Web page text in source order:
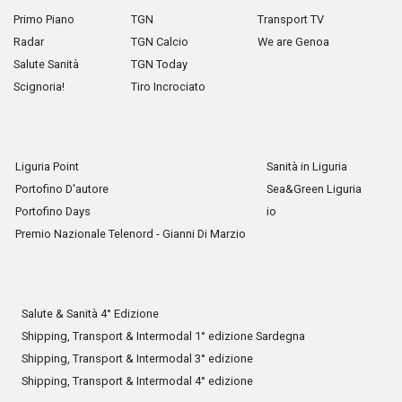
Primo Piano
Radar
Salute Sanità
Scignoria!
TGN
TGN Calcio
TGN Today
Tiro Incrociato
Transport TV
We are Genoa
Liguria Point
Portofino D'autore
Portofino Days
Premio Nazionale Telenord - Gianni Di Marzio
Sanità in Liguria
Sea&Green Liguria
io
Salute & Sanità 4° Edizione
Shipping, Transport & Intermodal 1° edizione Sardegna
Shipping, Transport & Intermodal 3° edizione
Shipping, Transport & Intermodal 4° edizione